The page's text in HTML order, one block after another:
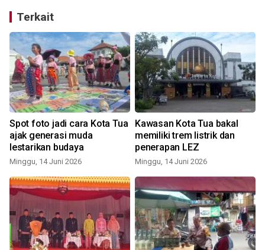
Terkait
Spot foto jadi cara Kota Tua
ajak generasi muda
lestarikan budaya
Minggu, 14 Juni 2026
Kawasan Kota Tua bakal
memiliki trem listrik dan
penerapan LEZ
Minggu, 14 Juni 2026